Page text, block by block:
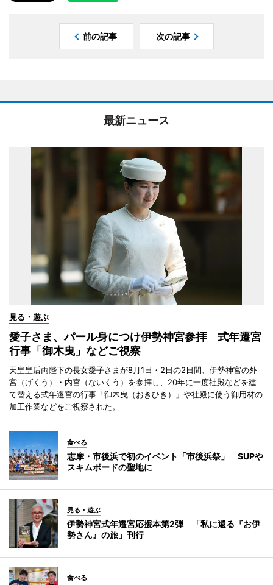
前の記事 次の記事
最新ニュース
見る・遊ぶ
愛子さま、パール身につけ伊勢神宮参拝 式年遷宮
行事「御木曳」などご視察
天皇皇后両陛下の長女愛子さまが8月1日・2日の2日間、伊勢神宮の外
宮（げくう）・内宮（ないくう）を参拝し、20年に一度社殿などを建
て替える式年遷宮の行事「御木曳（おきひき）」や社殿に使う御用材の
加工作業などをご視察された。
食べる
志摩・市後浜で初のイベント「市後浜祭」 SUPや
スキムボードの聖地に
見る・遊ぶ
伊勢神宮式年遷宮応援本第2弾 「私に還る『お伊
勢さん』の旅」刊行
食べる